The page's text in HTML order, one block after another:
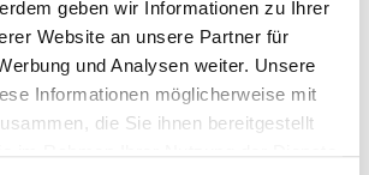
geben wir Informationen zu Ihrer
Website an unsere Partner für
und Analysen weiter. Unsere
Informationen möglicherweise mit
die Sie ihnen bereitgestellt